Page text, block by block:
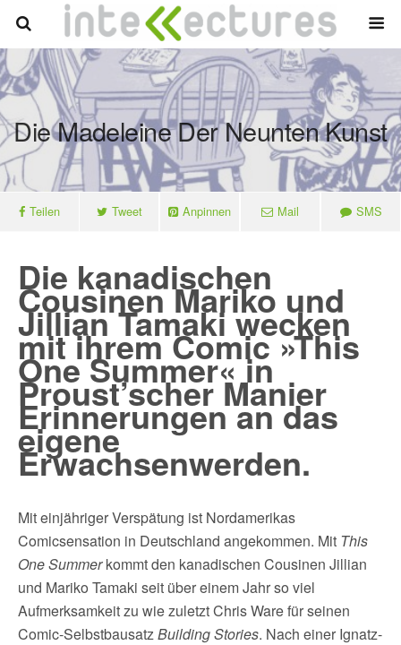
Die Madeleine Der Neunten Kunst
Teilen Tweet Anpinnen Mail SMS
Die kanadischen
Cousinen Mariko und
Jillian Tamaki wecken
mit ihrem Comic »This
One Summer« in
Proust’scher Manier
Erinnerungen an das
eigene
Erwachsenwerden.
Mit einjähriger Verspätung ist Nordamerikas
Comicsensation in Deutschland angekommen. Mit This
One Summerkommt den kanadischen Cousinen Jillian
und Mariko Tamaki seit über einem Jahr so viel
Aufmerksamkeit zu wie zuletzt Chris Ware für seinen
Comic-SelbstbausatzBuilding Stories. Nach einer Ignatz-